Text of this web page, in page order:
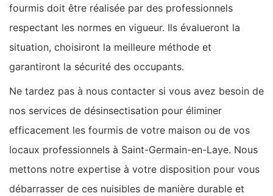
fourmis doit être réalisée par des professionnels
respectant les normes en vigueur. Ils évalueront la
situation, choisiront la meilleure méthode et
garantiront la sécurité des occupants.
Ne tardez pas à nous contacter si vous avez besoin de
nos services de désinsectisation pour éliminer
efficacement les fourmis de votre maison ou de vos
locaux professionnels à Saint-Germain-en-Laye. Nous
mettons notre expertise à votre disposition pour vous
débarrasser de ces nuisibles de manière durable et